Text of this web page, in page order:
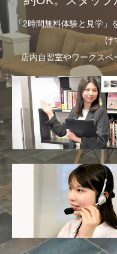
「2時間無料体験と見学
け
店内自習室やワークス